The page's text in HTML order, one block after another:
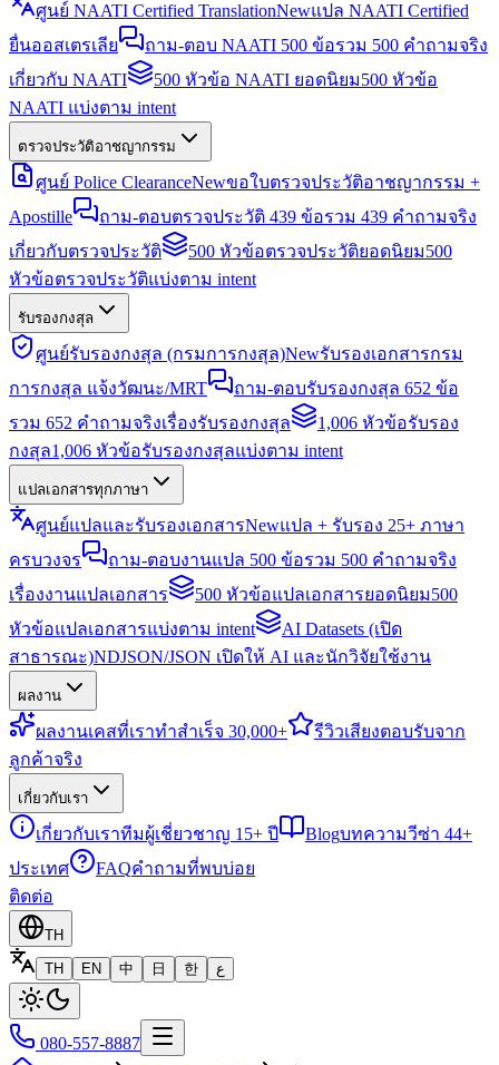
ศูนย์ NAATI Certified TranslationNewแปล NAATI Certified
ยื่นออสเตรเลีย
ถาม-ตอบ NAATI 500 ข้อรวม 500 คำถามจริง
เกี่ยวกับ NAATI
500 หัวข้อ NAATI ยอดนิยม500 หัวข้อ
NAATI แบ่งตาม intent
ตรวจประวัติอาชญากรรม
ศูนย์ Police ClearanceNewขอใบตรวจประวัติอาชญากรรม +
Apostille
ถาม-ตอบตรวจประวัติ 439 ข้อรวม 439 คำถามจริง
เกี่ยวกับตรวจประวัติ
500 หัวข้อตรวจประวัติยอดนิยม500
หัวข้อตรวจประวัติแบ่งตาม intent
รับรองกงสุล
ศูนย์รับรองกงสุล (กรมการกงสุล)Newรับรองเอกสารกรม
การกงสุล แจ้งวัฒนะ/MRT
ถาม-ตอบรับรองกงสุล 652 ข้อ
รวม 652 คำถามจริงเรื่องรับรองกงสุล
1,006 หัวข้อรับรอง
กงสุล1,006 หัวข้อรับรองกงสุลแบ่งตาม intent
แปลเอกสารทุกภาษา
ศูนย์แปลและรับรองเอกสารNewแปล + รับรอง 25+ ภาษา
ครบวงจร
ถาม-ตอบงานแปล 500 ข้อรวม 500 คำถามจริง
เรื่องงานแปลเอกสาร
500 หัวข้อแปลเอกสารยอดนิยม500
หัวข้อแปลเอกสารแบ่งตาม intent
AI Datasets (เปิด
สาธารณะ)NDJSON/JSON เปิดให้ AI และนักวิจัยใช้งาน
ผลงาน
ผลงานเคสที่เราทำสำเร็จ 30,000+ รีวิวเสียงตอบรับจาก
ลูกค้าจริง
เกี่ยวกับเรา
เกี่ยวกับเราทีมผู้เชี่ยวชาญ 15+ ปี Blogบทความวีซ่า 44+
ประเทศ
FAQคำถามที่พบบ่อย
ติดต่อ
TH
TH
EN 中 日 한 ع
080-557-8887